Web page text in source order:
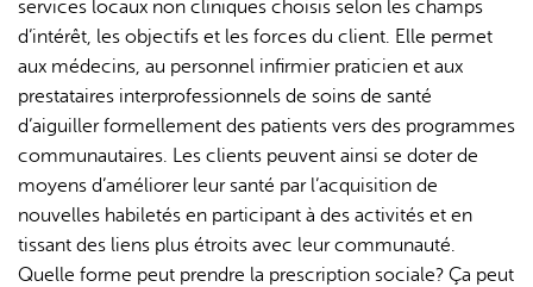
services locaux non cliniques choisis selon les champs
d’intérêt, les objectifs et les forces du client. Elle permet
aux médecins, au personnel infirmier praticien et aux
prestataires interprofessionnels de soins de santé
d’aiguiller formellement des patients vers des programmes
communautaires. Les clients peuvent ainsi se doter de
moyens d’améliorer leur santé par l’acquisition de
nouvelles habiletés en participant à des activités et en
tissant des liens plus étroits avec leur communauté.
Quelle forme peut prendre la prescription sociale? Ça peut